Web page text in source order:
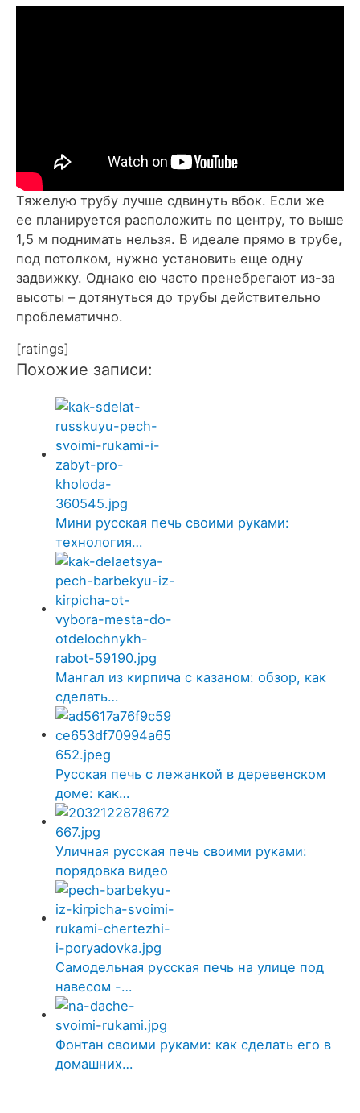
Тяжелую трубу лучше сдвинуть вбок. Если же
ее планируется расположить по центру, то выше
1,5 м поднимать нельзя. В идеале прямо в трубе,
под потолком, нужно установить еще одну
задвижку. Однако ею часто пренебрегают из-за
высоты – дотянуться до трубы действительно
проблематично.
[ratings]
Похожие записи:
Мини русская печь своими руками:
технология…
Мангал из кирпича с казаном: обзор, как
сделать…
Русская печь с лежанкой в деревенском
доме: как…
Уличная русская печь своими руками:
порядовка видео
Самодельная русская печь на улице под
навесом -…
Фонтан своими руками: как сделать его в
домашних…